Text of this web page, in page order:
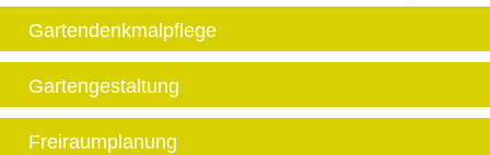
Gartendenkmalpflege
Gartengestaltung
Freiraumplanung